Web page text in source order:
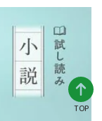
TOP